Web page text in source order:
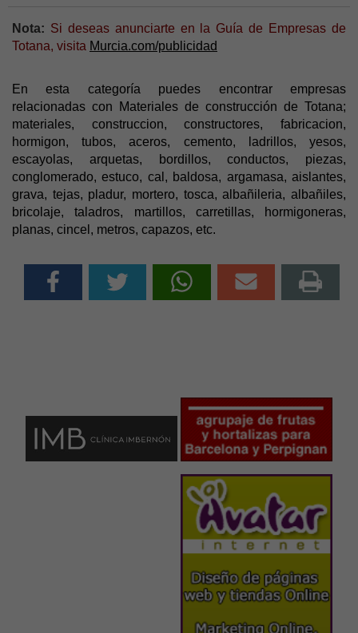
Nota: Si deseas anunciarte en la Guía de Empresas de
Totana, visita Murcia.com/publicidad
En esta categoría puedes encontrar empresas
relacionadas con Materiales de construcción de Totana;
materiales, construccion, constructores, fabricacion,
hormigon, tubos, aceros, cemento, ladrillos, yesos,
escayolas, arquetas, bordillos, conductos, piezas,
conglomerado, estuco, cal, baldosa, argamasa, aislantes,
grava, tejas, pladur, mortero, tosca, albañileria, albañiles,
bricolaje, taladros, martillos, carretillas, hormigoneras,
planas, cincel, metros, capazos, etc.